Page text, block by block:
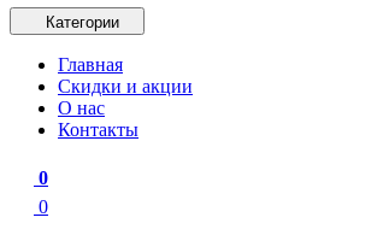
Категории
Главная
Скидки и акции
О нас
Контакты
0
0